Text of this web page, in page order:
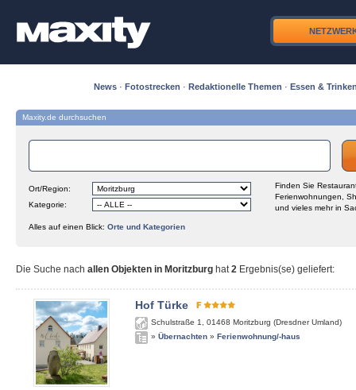
News · Fotostrecken · Redaktionelle Themen · Essen &
Maxity.de durchsuchen
Ort/Region:
Kategorie:
Finden Sie
Ferienwohnungen,
und vieles mehr in
Alles auf einen Blick: Orte und Kategorien
Die Suche nach allen Objekten in Moritzburg hat2 Ergebnis(se) geliefert:
Hof Türke
Schulstraße 1 01468 Moritzburg (Dresdner Umland)
» Übernachten » Ferienwohnung/-haus